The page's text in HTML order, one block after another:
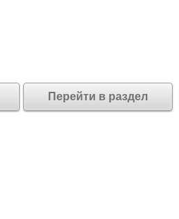
Перейти в раздел